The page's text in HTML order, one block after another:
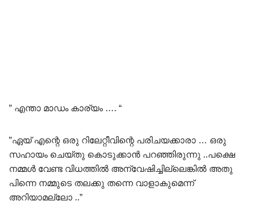
” എന്താ മാഡം കാര്യം …. “
”ഏയ് എന്റെ ഒരു റിലേറ്റീവിന്റെ പരിചയക്കാരാ … ഒരു
സഹായം ചെയ്തു കൊടുക്കാൻ പറഞ്ഞിരുന്നു ..പക്ഷെ
നമ്മൾ വേണ്ട വിധത്തിൽ അന്വേഷിച്ചില്ലെങ്കിൽ അതു
പിന്നെ നമ്മുടെ തലക്കു തന്നെ വാളാകുമെന്ന്
അറിയാമല്ലോ ..”